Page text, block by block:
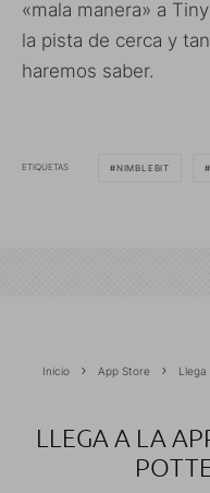
«mala manera» a
la pista de cerca y
haremos saber.
ETIQUETAS NIMBLEBIT
Inicio App Store Llega
LLEGA A LA